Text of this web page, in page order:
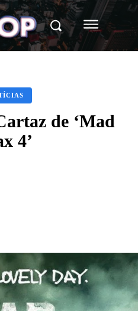
de ‘Mad
4’